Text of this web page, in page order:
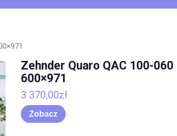
Zehnder Quaro QAC 100-060
600×971
3 370,00zł
Zobacz